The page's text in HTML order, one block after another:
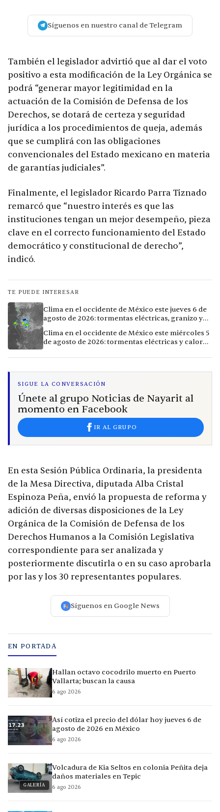
Síguenos en nuestro canal de Telegram
También el legislador advirtió que al dar el voto
positivo a esta modificación de la Ley Orgánica se
podrá “generar mayor legitimidad en la
actuación de la Comisión de Defensa de los
Derechos, se dotará de certeza y seguridad
jurídica a los procedimientos de queja, además
que se cumplirá con las obligaciones
convencionales del Estado mexicano en materia
de garantías judiciales”.
Finalmente, el legislador Ricardo Parra Tiznado
remarcó que “nuestro interés es que las
instituciones tengan un mejor desempeño, pieza
clave en el correcto funcionamiento del Estado
democrático y constitucional de derecho”,
indicó.
TE PUEDE INTERESAR
Clima en el occidente de México este jueves 6 de
agosto de 2026: tormentas eléctricas, granizo y
Clima en el occidente de México este miércoles 5
de agosto de 2026: tormentas eléctricas y calor
SIGUE LA CONVERSACIÓN
Únete al grupo Noticias de Nayarit al
momento en Facebook
IR AL GRUPO
En esta Sesión Pública Ordinaria, la presidenta
de la Mesa Directiva, diputada Alba Cristal
Espinoza Peña, envió la propuesta de reforma y
adición de diversas disposiciones de la Ley
Orgánica de la Comisión de Defensa de los
Derechos Humanos a la Comisión Legislativa
correspondiente para ser analizada y
posteriormente discutirla o en su caso aprobarla
por las y los 30 representantes populares.
Síguenos en Google News
EN PORTADA
Hallan octavo cocodrilo muerto en Puerto
Vallarta; buscan la causa
6 ago 2026
Así cotiza el precio del dólar hoy jueves 6 de
agosto de 2026 en México
6 ago 2026
GALERÍA
Volcadura de Kia Seltos en colonia Peñita deja
daños materiales en Tepic
6 ago 2026